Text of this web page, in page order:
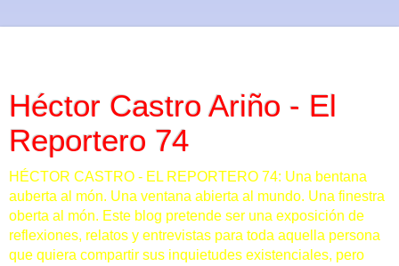
Héctor Castro Ariño - El
Reportero 74
HÉCTOR CASTRO - EL REPORTERO 74: Una bentana
auberta al món. Una ventana abierta al mundo. Una finestra
oberta al món. Este blog pretende ser una exposición de
reflexiones, relatos y entrevistas para toda aquella persona
que quiera compartir sus inquietudes existenciales, pero